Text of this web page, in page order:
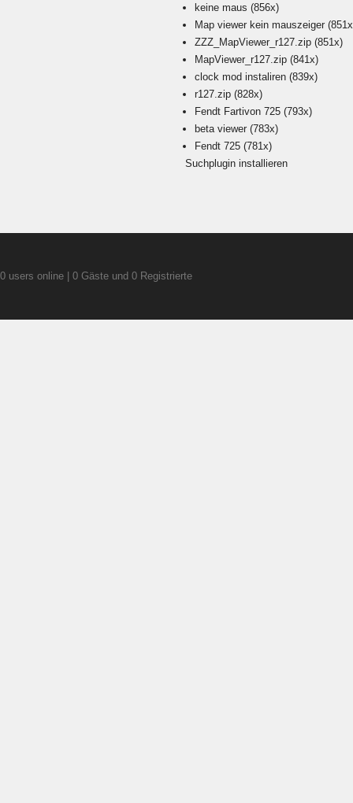
keine maus (856x)
Map viewer kein mauszeiger
ZZZ_MapViewer_r127.zip (851x)
MapViewer_r127.zip (841x)
clock mod instaliren (839x)
r127.zip (828x)
Fendt Fartivon 725 (793x)
beta viewer (783x)
Fendt 725(781x)
Suchplugin installieren
0 users online | 0 Gäste und 0 Registrierte